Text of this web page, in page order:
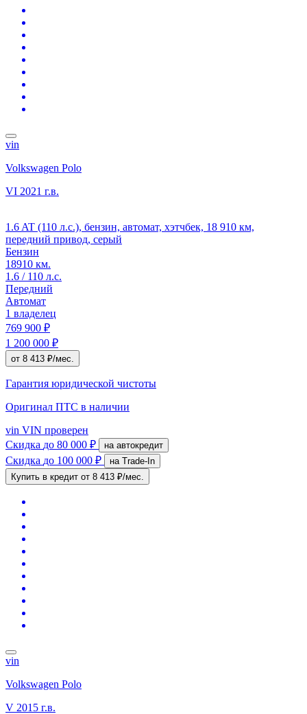
vin
Volkswagen Polo
VI 2021 г.в.
1.6 AT (110 л.с.), бензин, автомат, хэтчбек, 18 910 км,
передний привод, серый
Бензин
18910 км.
1.6 / 110 л.с.
Передний
Автомат
1 владелец
769 900 ₽
1 200 000 ₽
от 8 413 ₽/мес.
Гарантия юридической чистоты
Оригинал ПТС в наличии
vin VIN проверен
Скидка до 80 000 ₽ на автокредит
Скидка до 100 000 ₽
на Trade-In
Купить в кредит от 8 413 ₽/мес.
vin
Volkswagen Polo
V 2015 г.в.